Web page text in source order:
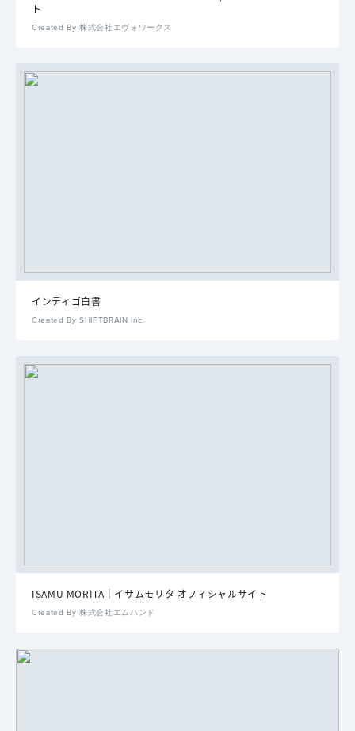
ト
Created By 株式会社エヴォワークス
インディゴ白書
Created By SHIFTBRAIN Inc.
ISAMU MORITA｜イサムモリタ オフィシャルサイト
Created By 株式会社エムハンド